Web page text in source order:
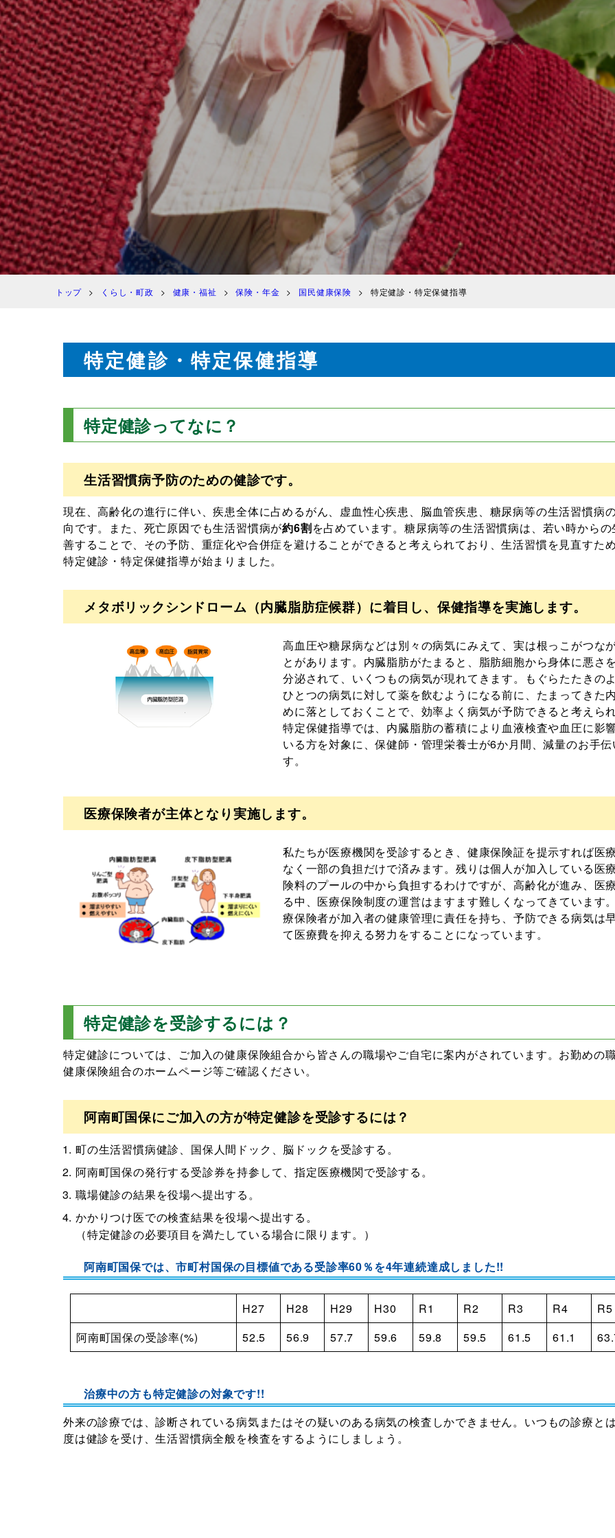
トップ くらし・町政 健康・福祉 保険・年金 国民健康保険 特定健診・特定保健指導
特定健診・特定保健指導
特定健診ってなに？
生活習慣病予防のための健診です。
現在、高齢化の進行に伴い、疾患全体に占めるがん、虚血性心疾患、脳血管疾患、糖尿病等の生活習慣病
向です。また、死亡原因でも生活習慣病が約6割を占めています。糖尿病等の生活習慣病は、若い時から
善することで、その予防、重症化や合併症を避けることができると考えられており、生活習慣を見直すた
特定健診・特定保健指導が始まりました。
メタボリックシンドローム（内臓脂肪症候群）に着目し、保健指導を実施します。
高血圧や糖尿病などは別々の病気にみえて、実は根っこがつな
とがあります。内臓脂肪がたまると、脂肪細胞から身体に悪さ
分泌されて、いくつもの病気が現れてきます。もぐらたたきの
ひとつの病気に対して薬を飲むようになる前に、たまってきた
めに落としておくことで、効率よく病気が予防できると考えられ
特定保健指導では、内臓脂肪の蓄積により血液検査や血圧に影
いる方を対象に、保健師・管理栄養士が6か月間、減量のお手伝
す。
医療保険者が主体となり実施します。
私たちが医療機関を受診するとき、健康保険証を提示すれば医
なく一部の負担だけで済みます。残りは個人が加入している医
険料のプールの中から負担するわけですが、高齢化が進み、医
る中、医療保険制度の運営はますます難しくなってきています
療保険者が加入者の健康管理に責任を持ち、予防できる病気は
て医療費を抑える努力をすることになっています。
特定健診を受診するには？
特定健診については、ご加入の健康保険組合から皆さんの職場やご自宅に案内がされています。お勤めの
健康保険組合のホームページ等ご確認ください。
阿南町国保にご加入の方が特定健診を受診するには？
町の生活習慣病健診、国保人間ドック、脳ドックを受診する。
阿南町国保の発行する受診券を持参して、指定医療機関で受診する。
職場健診の結果を役場へ提出する。
かかりつけ医での検査結果を役場へ提出する。
（特定健診の必要項目を満たしている場合に限ります。）
阿南町国保では、市町村国保の目標値である受診率60％を4年連続達成しました!!
H27 H28 H29 H30 R1 R2 R3 R4 R5
阿南町国保の受診率(%)
52.5 56.9 57.7 59.6 59.8 59.5 61.5 61.1
治療中の方も特定健診の対象です!!
外来の診療では、診断されている病気またはその疑いのある病気の検査しかできません。いつもの診療と
度は健診を受け、生活習慣病全般を検査をするようにしましょう。